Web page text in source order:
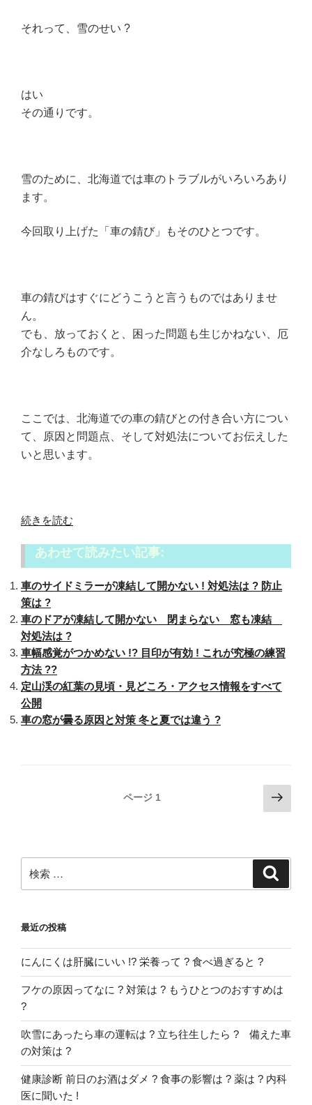
それって、雪のせい ?
はい
その通りです。
雪のために、北海道では車のトラブルがいろいろあり
ます。
今回取り上げた「車の錆び」もそのひとつです。
車の錆びはすぐにどうこうと言うものではありませ
ん。
でも、放っておくと、困った問題も生じかねない、厄
介なしろものです。
ここでは、北海道での車の錆びとの付き合い方につい
て、原因と問題点、そして対処法についてお伝えした
いと思います。
“北
で
は
車
が
錆
び
る
っ
て
本
策
は
?”
続きを読む
あわせて読みたい記事:
車のサイドミラーが凍結して開かない ! 対処法は ? 防止
策は ?
車のドアが凍結して開かない 閉まらない 窓も凍結
対処法は ?
車幅感覚がつかめない !? 目印が有効 ! これが究極の練習
方法 ??
定山渓の紅葉の見頃・見どころ・アクセス情報をすべて
公開
車の窓が曇る原因と対策 冬と夏では違う ?
ゲ
ー
ョ
ン
ページ 1
次
の
ジ
索:
最近の投稿
にんにくは肝臓にいい !? 栄養って ? 食べ過ぎると ?
フケの原因ってなに ? 対策は ? もうひとつのおすすめは
?
吹雪にあったら車の運転は ? 立ち往生したら ? 備えた車
の対策は ?
健康診断 前日のお酒はダメ ? 食事の影響は ? 薬は ? 内科
医に聞いた !